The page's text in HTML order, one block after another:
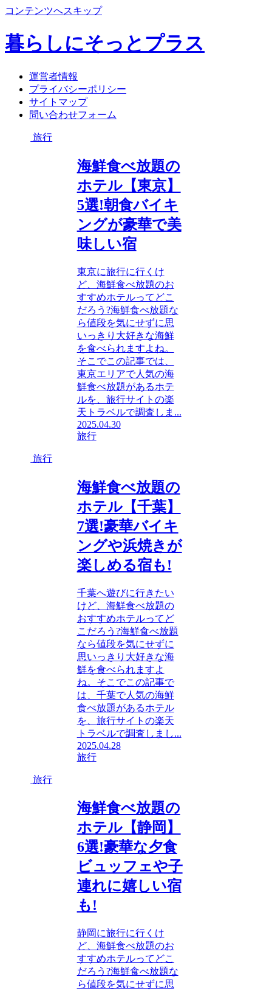
コンテンツへスキップ
暮らしにそっとプラス
運営者情報
プライバシーポリシー
サイトマップ
問い合わせフォーム
旅行
海鮮食べ放題の
ホテル【東京】
5選!朝食バイキ
ングが豪華で美
味しい宿
東京に旅行に行くけ
ど、海鮮食べ放題のお
すすめホテルってどこ
だろう?海鮮食べ放題な
ら値段を気にせずに思
いっきり大好きな海鮮
を食べられますよね。
そこでこの記事では、
東京エリアで人気の海
鮮食べ放題があるホテ
ルを、旅行サイトの楽
天トラベルで調査しま...
2025.04.30
旅行
旅行
海鮮食べ放題の
ホテル【千葉】
7選!豪華バイキ
ングや浜焼きが
楽しめる宿も!
千葉へ遊びに行きたい
けど、海鮮食べ放題の
おすすめホテルってど
こだろう?海鮮食べ放題
なら値段を気にせずに
思いっきり大好きな海
鮮を食べられますよ
ね。そこでこの記事で
は、千葉で人気の海鮮
食べ放題があるホテル
を、旅行サイトの楽天
トラベルで調査しまし...
2025.04.28
旅行
旅行
海鮮食べ放題の
ホテル【静岡】
6選!豪華な夕食
ビュッフェや子
連れに嬉しい宿
も!
静岡に旅行に行くけ
ど、海鮮食べ放題のお
すすめホテルってどこ
だろう?海鮮食べ放題な
ら値段を気にせずに思